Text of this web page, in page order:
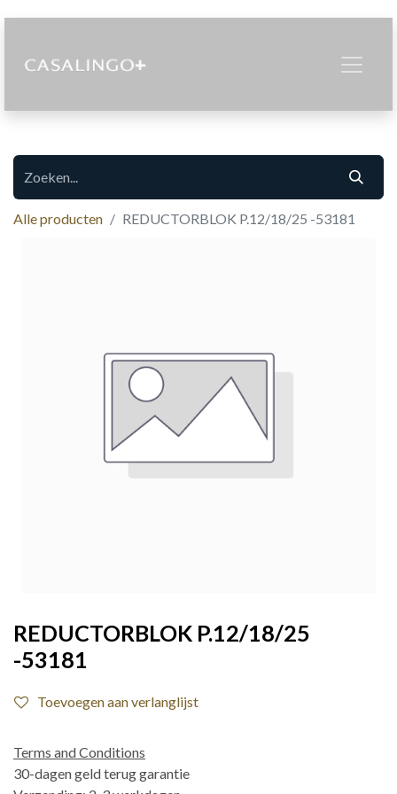
Alle producten REDUCTORBLOK P.12/18/25 -53181
REDUCTORBLOK P.12/18/25
-53181
Toevoegen aan verlanglijst
Terms and Conditions
30-dagen geld terug garantie